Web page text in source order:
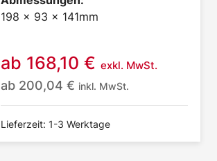
198 x 93 x 141mm
ab 168,10 € exkl. MwSt.
ab 200,04 € inkl. MwSt.
Lieferzeit: 1-3 Werktage